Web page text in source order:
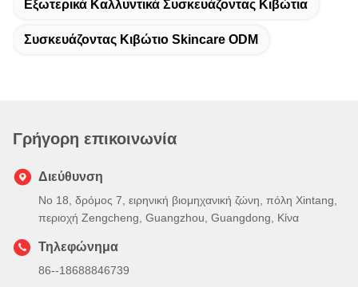
Εξωτερικά Καλλυντικά Συσκευάζοντας Κιβώτια
Συσκευάζοντας Κιβώτιο Skincare ODM
Γρήγορη επικοινωνία
Διεύθυνση
Νο 18, δρόμος 7, ειρηνική βιομηχανική ζώνη, πόλη Xintang,
περιοχή Zengcheng, Guangzhou, Guangdong, Κίνα
Τηλεφώνημα
86--18688846739